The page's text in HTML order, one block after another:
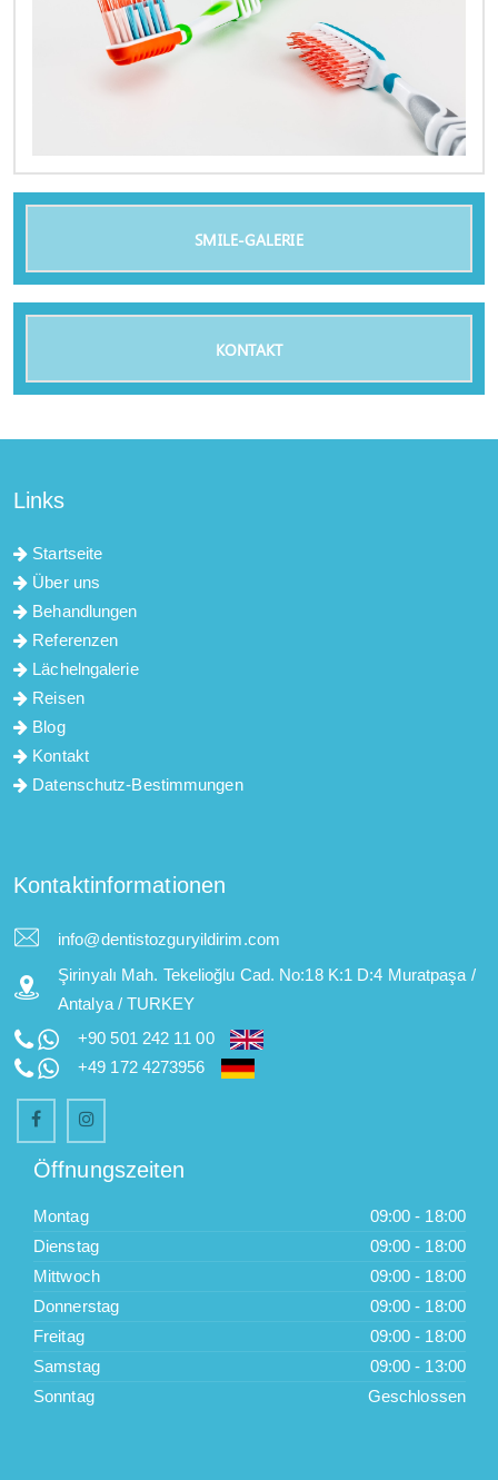
SMILE-GALERIE
KONTAKT
Links
Startseite
Über uns
Behandlungen
Referenzen
Lächelngalerie
Reisen
Blog
Kontakt
Datenschutz-Bestimmungen
Kontaktinformationen
info@dentistozguryildirim.com
Şirinyalı Mah. Tekelioğlu Cad. No:18 K:1 D:4 Muratpaşa /
Antalya / TURKEY
+90 501 242 11 00
+49 172 4273956
Öffnungszeiten
Montag
09:00 - 18:00
Dienstag
09:00 - 18:00
Mittwoch
09:00 - 18:00
Donnerstag
09:00 - 18:00
Freitag
09:00 - 18:00
Samstag
09:00 - 13:00
Sonntag
Geschlossen